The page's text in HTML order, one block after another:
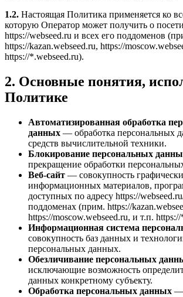
1.2. Настоящая Политика применяется ко
которую Оператор может получить о
https://webseed.ru и всех его поддоменов
https://kazan.webseed.ru, https://
https://*.webseed.ru).
2. Основные понятия,
Политике
Автоматизированная обработка
данных — обработка персональных
средств вычислительной техники.
Блокирование персональных
прекращение обработки
Веб-сайт — совокупность
информационных материалов,
доступных по адресу https://
поддоменах (прим. https://
https://moscow.webseed.ru, и т.п.
Информационная система
совокупность баз данных и
персональных данных.
Обезличивание персональных
исключающие возможность
данных конкретному субъекту.
Обработка персональных данных —